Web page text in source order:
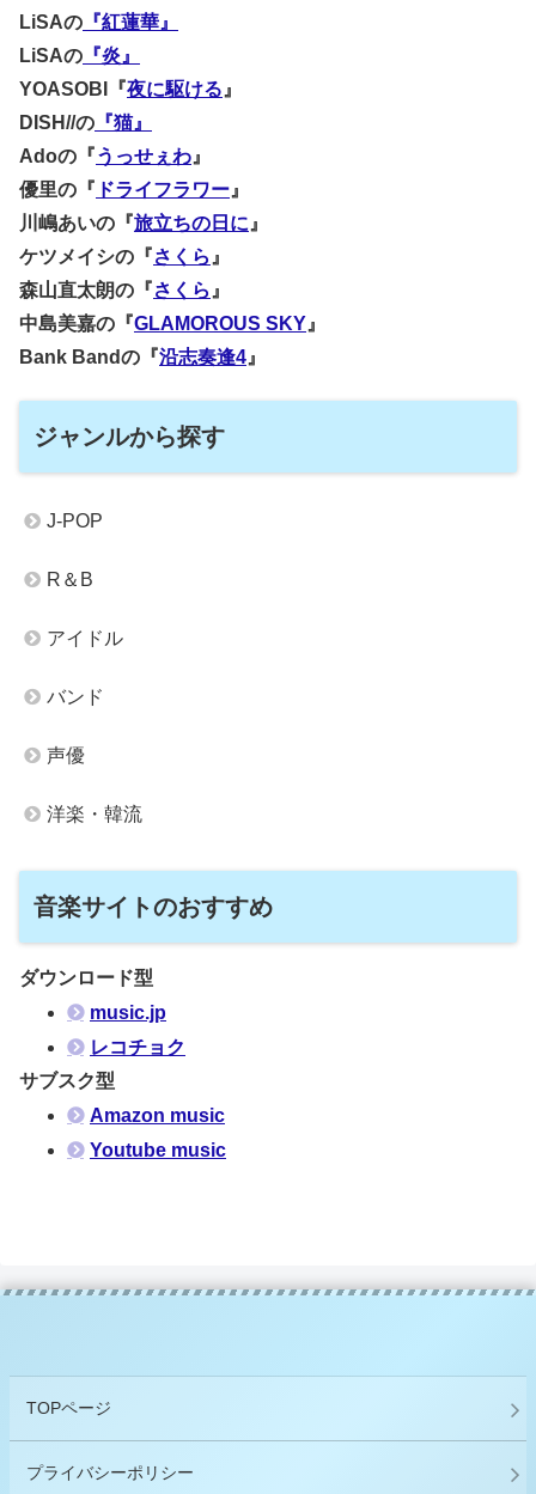
LiSAの 『紅蓮華』
LiSAの 『炎』
YOASOBI『夜に駆ける 』
DISH//の 『猫』
Adoの『うっせぇわ 』
優里の『 ドライフラワー 』
川嶋あいの『旅立ちの日に 』
ケツメイシの『さくら 』
森山直太朗の『さくら 』
中島美嘉の『GLAMOROUS SKY 』
Bank Bandの『沿志奏逢4 』
ジャンルから探す
J-POP
R＆B
アイドル
バンド
声優
洋楽・韓流
音楽サイトのおすすめ
ダウンロード型
music.jp
レコチョク
サブスク型
Amazon music
Youtube music
TOPページ
プライバシーポリシー